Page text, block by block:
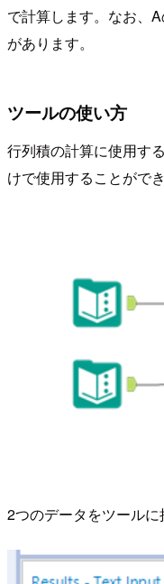
で計算します。なお、
があります。
ツールの使い方
行列積の計算に使用す
けで使用することがで
2つのデータをツールに